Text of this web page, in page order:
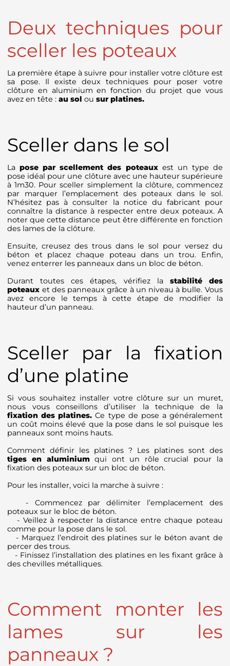
Deux techniques pour
sceller les poteaux
La première étape à suivre pour installer votre clôture est
sa pose. Il existe deux techniques pour poser votre
clôture en aluminium en fonction du projet que vous
avez en tête :au sol ousur platines.
Sceller dans le sol
Lapose par scellement des poteauxest un type de
pose idéal pour une clôture avec une hauteur supérieure
à 1m30. Pour sceller simplement la clôture, commencez
par marquer l’emplacement des poteaux dans le sol.
N’hésitez pas à consulter la notice du fabricant pour
connaître la distance à respecter entre deux poteaux. A
noter que cette distance peut être différente en fonction
des lames de la clôture.
Ensuite, creusez des trous dans le sol pour versez du
béton et placez chaque poteau dans un trou. Enfin,
venez enterrer les panneaux dans un bloc de béton.
Durant toutes ces étapes, vérifiez la stabilité des
poteaux et des panneaux grâce à un niveau à bulle. Vous
avez encore le temps à cette étape de modifier la
hauteur d’un panneau.
Sceller par la fixation
d’une platine
Si vous souhaitez installer votre clôture sur un muret,
nous vous conseillons d’utiliser la technique de la
fixation des platines. Ce type de pose a généralement
un coût moins élevé que la pose dans le sol puisque les
panneaux sont moins hauts.
Comment définir les platines ? Les platines sont des
tiges en aluminiumqui ont un rôle crucial pour la
fixation des poteaux sur un bloc de béton.
Pour les installer, voici la marche à suivre :
- Commencez par délimiter l’emplacement des
poteaux sur le bloc de béton.
- Veillez à respecter la distance entre chaque poteau
comme pour la pose dans le sol.
- Marquez l’endroit des platines sur le béton avant de
percer des trous.
- Finissez l’installation des platines en les fixant grâce à
des chevilles métalliques.
Comment monter les
lames sur les
panneaux ?